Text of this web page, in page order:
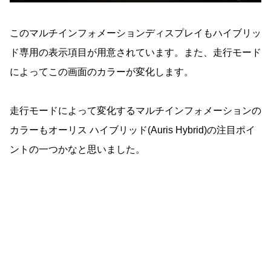
このマルチインフォメーションディスプレイもハイブリッ
ド専用の表示項目が用意されています。また、走行モード
によってこの画面のカラーが変化します。
走行モードによって変化するマルチインフォメーションの
カラーもオーリス ハイブリッド(Auris Hybrid)の注目ポイ
ントの一つかなと思いました。